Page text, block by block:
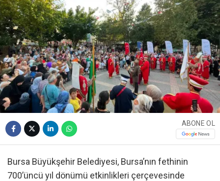
ABONE OL
Bursa Büyükşehir Belediyesi, Bursa’nın fethinin
700’üncü yıl dönümü etkinlikleri çerçevesinde